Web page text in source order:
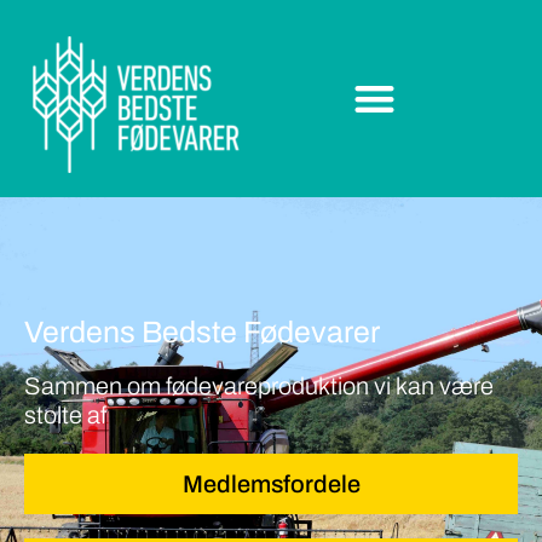
Verdens Bedste Fødevarer
Sammen om fødevareproduktion vi kan være
stolte af
Medlemsfordele